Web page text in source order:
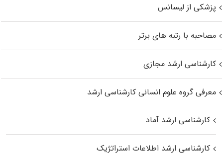
پزشکی از لیسانس
مصاحبه با رتبه های برتر
کارشناسی ارشد مجازی
معرفی گروه علوم انسانی کارشناسی ارشد
کارشناسی ارشد آماد
کارشناسی ارشد اطلاعات استراتژیک